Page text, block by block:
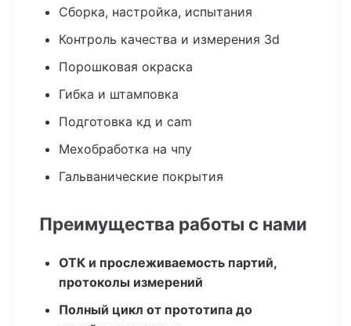
Сборка, настройка, испытания
Контроль качества и измерения 3d
Порошковая окраска
Гибка и штамповка
Подготовка кд и cam
Мехобработка на чпу
Гальванические покрытия
Преимущества работы с нами
ОТК и прослеживаемость партий,
протоколы измерений
Полный цикл от прототипа до